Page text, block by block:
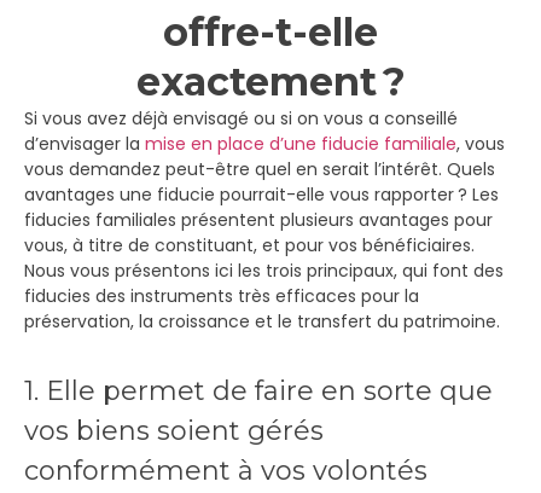
offre-t-elle
exactement ?
Si vous avez déjà envisagé ou si on vous a conseillé
d’envisager la mise en place d’une fiducie familiale, vous
vous demandez peut-être quel en serait l’intérêt. Quels
avantages une fiducie pourrait-elle vous rapporter ? Les
fiducies familiales présentent plusieurs avantages pour
vous, à titre de constituant, et pour vos bénéficiaires.
Nous vous présentons ici les trois principaux, qui font des
fiducies des instruments très efficaces pour la
préservation, la croissance et le transfert du patrimoine.
1. Elle permet de faire en sorte que
vos biens soient gérés
conformément à vos volontés